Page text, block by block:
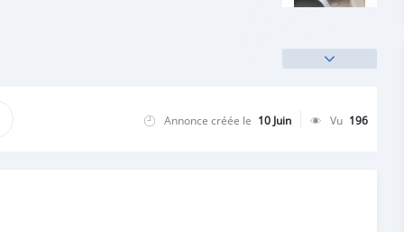
Annonce créée le 10 Juin Vu 196